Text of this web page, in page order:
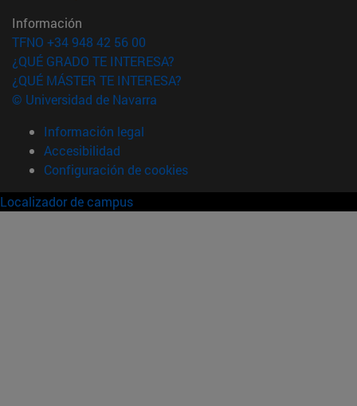
Información
TFNO +34 948 42 56 00
¿QUÉ GRADO TE INTERESA?
¿QUÉ MÁSTER TE INTERESA?
© Universidad de Navarra
Información legal
Accesibilidad
Configuración de cookies
Localizador de campus